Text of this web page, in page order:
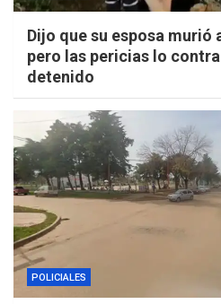
Dijo que su esposa murió
pero las pericias lo
detenido
POLICIALES